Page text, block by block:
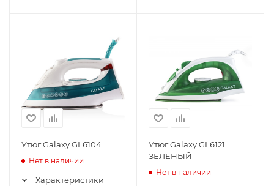
Утюг Galaxy GL6104
Нет в наличии
Характеристики
Утюг Galaxy GL6121
ЗЕЛЕНЫЙ
Нет в наличии